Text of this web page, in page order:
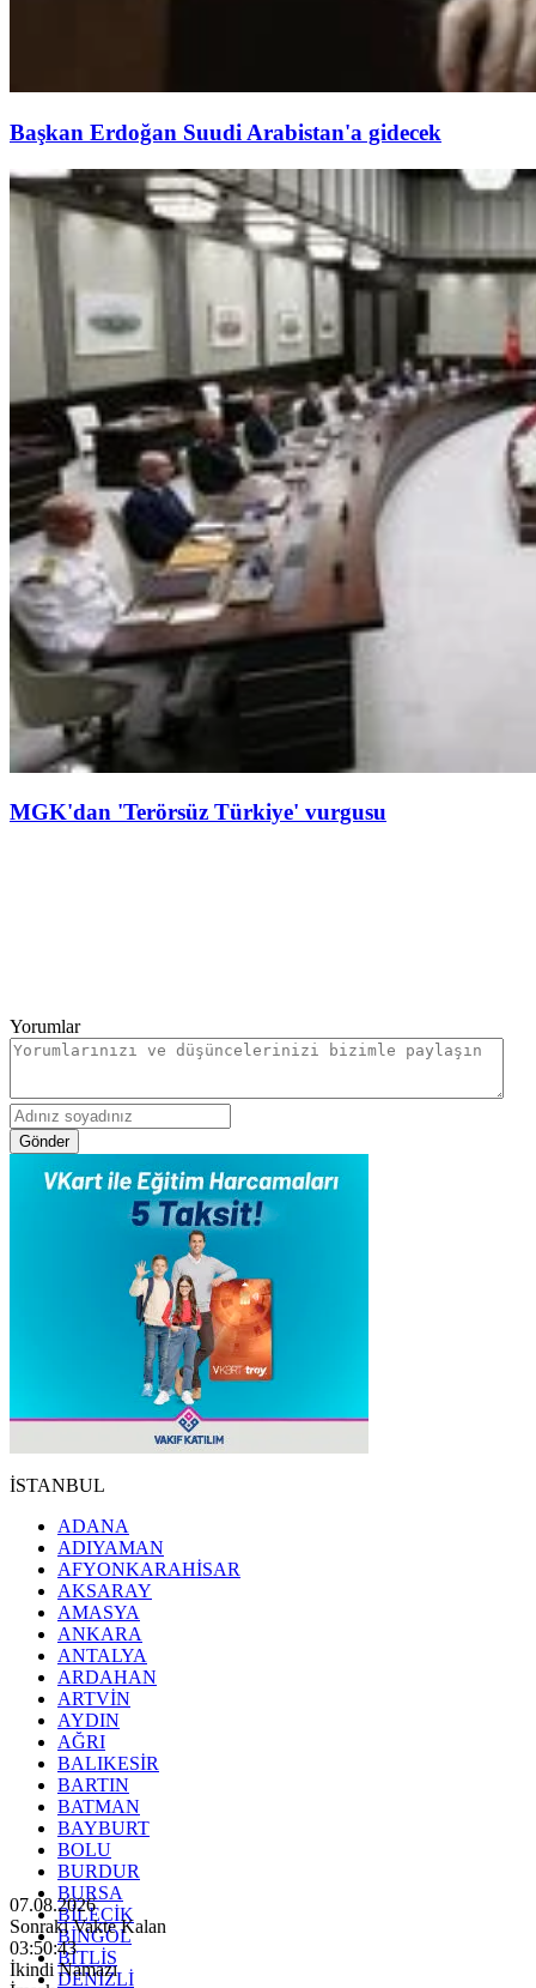
Başkan Erdoğan Suudi Arabistan'a gidecek
MGK'dan 'Terörsüz Türkiye' vurgusu
Yorumlar
Gönder
İSTANBUL
ADANA
ADIYAMAN
AFYONKARAHİSAR
AKSARAY
AMASYA
ANKARA
ANTALYA
ARDAHAN
ARTVİN
AYDIN
AĞRI
BALIKESİR
BARTIN
BATMAN
BAYBURT
BOLU
BURDUR
BURSA
BİLECİK
BİNGÖL
BİTLİS
DENİZLİ
07.08.2026
Sonraki Vakte Kalan
03:50:41
İkindi Namazı